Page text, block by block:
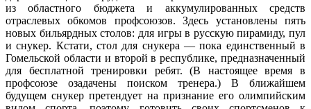
из областного бюджета и аккумулированных средств
отраслевых обкомов профсоюзов. Здесь установлены пять
новых бильярдных столов: для игры в русскую пирамиду, пул
и снукер. Кстати, стол для снукера — пока единственный в
Гомельской области и второй в республике, предназначенный
для бесплатной тренировки ребят. (В настоящее время в
профсоюзе озадачены поиском тренера.) В ближайшем
будущем снукер претендует на признание его олимпийским